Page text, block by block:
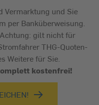
Vermarktung und Sie
per Banküberweisung.
gilt nicht für
THG-Quoten-
Weitere für Sie.
kostenfrei!